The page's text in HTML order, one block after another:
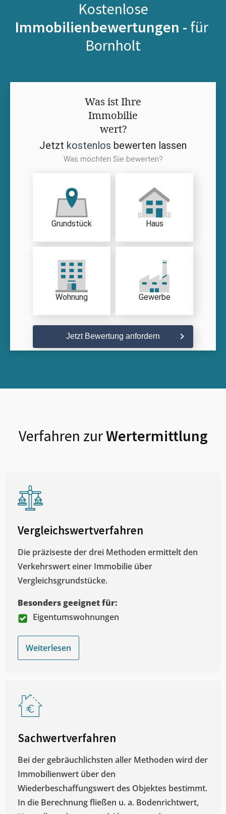
Kostenlose
Immobilienbewertungen - für
Bornholt
Was ist Ihre
Immobilie
wert?
Jetzt kostenlos bewerten lassen
Was möchten Sie bewerten?
Grundstück Haus
Wohnung Gewerbe
Jetzt Bewertung anfordern
Verfahren zurWertermittlung
Vergleichswertverfahren
Die präziseste der drei Methoden ermittelt den
Verkehrswert einer Immobilie über
Vergleichsgrundstücke.
Besonders geeignet für:
Eigentumswohnungen
Weiterlesen
Sachwertverfahren
Bei der gebräuchlichsten aller Methoden wird der
Immobilienwert über den
Wiederbeschaffungswert des Objektes bestimmt.
In die Berechnung fließen u. a. Bodenrichtwert,